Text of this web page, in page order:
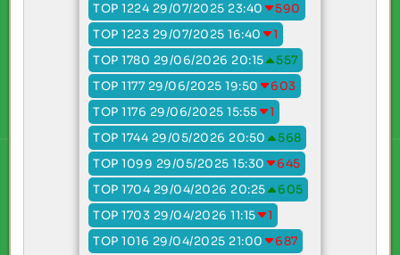
TOP 1224 29/07/2025 23:40
590
TOP 1223 29/07/2025 16:40
1
TOP 1780 29/06/2026 20:15
557
TOP 1177 29/06/2025 19:50
603
TOP 1176 29/06/2025 15:55
1
TOP 1744 29/05/2026 20:50
568
TOP 1099 29/05/2025 15:30
645
TOP 1704 29/04/2026 20:25
605
TOP 1703 29/04/2026 11:15
1
TOP 1016 29/04/2025 21:00
687